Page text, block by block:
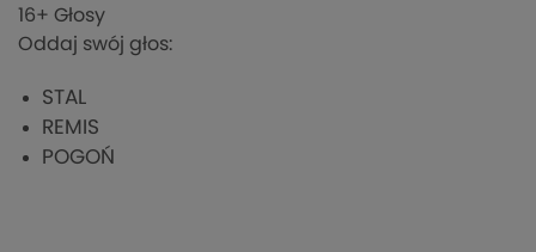
16+ Głosy
Oddaj swój głos:
STAL
REMIS
POGOŃ